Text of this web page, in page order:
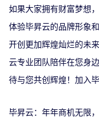
如果大家拥有财富梦想
体验毕昇云的品牌形象
开创更加辉煌灿烂的未来
云专业团队陪伴在您身
待与您共创辉煌！加入
毕昇云：年年商机无限